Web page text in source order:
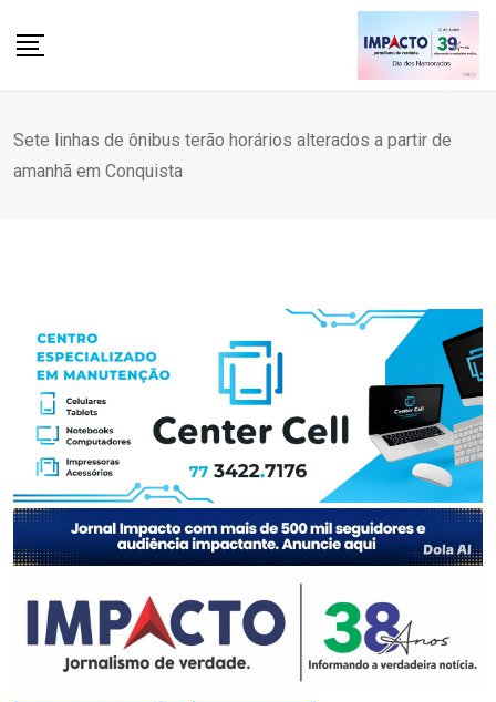
Sete linhas de ônibus terão horários alterados a partir de
amanhã em Conquista